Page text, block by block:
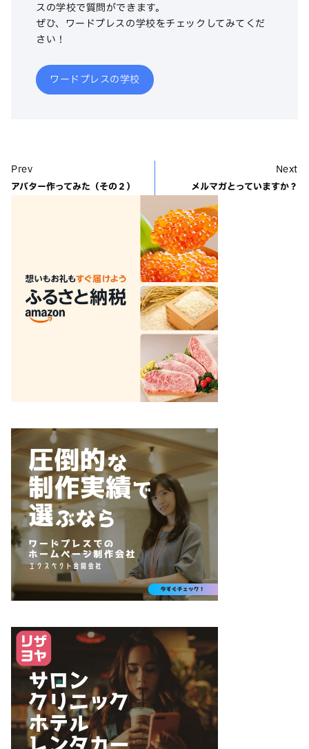
スの学校で質問ができます。
ぜひ、ワードプレスの学校をチェックしてみてくだ
さい！
ワードプレスの学校
Prev
アバター作ってみた（その２）
Next
メルマガとっていますか？